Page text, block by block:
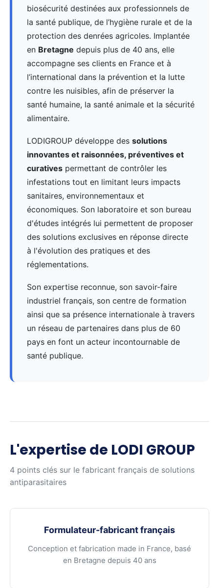
biosécurité destinées aux professionnels de
la santé publique, de l’hygiène rurale et de la
protection des denrées agricoles. Implantée
en Bretagne depuis plus de 40 ans, elle
accompagne ses clients en France et à
l’international dans la prévention et la lutte
contre les nuisibles, afin de préserver la
santé humaine, la santé animale et la sécurité
alimentaire.
LODIGROUP développe des solutions
innovantes et raisonnées, préventives et
curatives permettant de contrôler les
infestations tout en limitant leurs impacts
sanitaires, environnementaux et
économiques. Son laboratoire et son bureau
d'études intégrés lui permettent de proposer
des solutions exclusives en réponse directe
à l'évolution des pratiques et des
réglementations.
Son expertise reconnue, son savoir-faire
industriel français, son centre de formation
ainsi que sa présence internationale à travers
un réseau de partenaires dans plus de 60
pays en font un acteur incontournable de
santé publique.
L'expertise de LODI GROUP
4 points clés sur le fabricant français de solutions
antiparasitaires
Formulateur-fabricant français
Conception et fabrication made in France, basé
en Bretagne depuis 40 ans